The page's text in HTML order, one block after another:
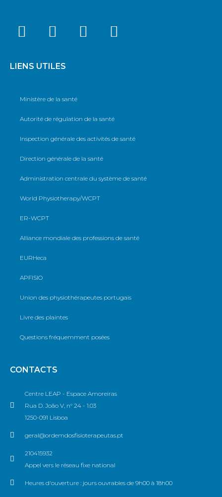
LIENS UTILES
Ministère de la santé
Autorité de régulation de la santé
Inspection générale des activités de santé
Direction générale de la santé
Administration centrale du système de santé
World Physiotherapy/WCPT
ER-WCPT
Alliance mondiale des professions de santé
EURHeca
APFISIO
Union des physiothérapeutes portugais
Livre des plaintes
Questions fréquemment posées
CONTACTS
Centre LEAP - Espace Amoreiras
Rua D. João V, n° 24 - 1.03
1250-091 Lisboa
geral@ordemdosfisioterapeutas.pt
210415932
Appel vers le réseau fixe national
Heures d'ouverture : jours ouvrables de 9h00 à 18h00